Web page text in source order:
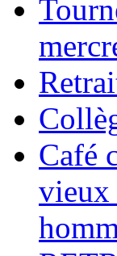
Café
vieux